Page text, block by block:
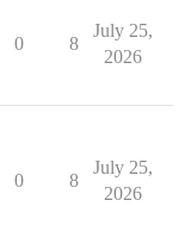
0 8
July 25,
2026
0 8
July 25,
2026